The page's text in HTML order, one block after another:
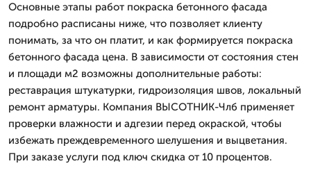
Основные этапы работ покраска бетонного фасада
подробно расписаны ниже, что позволяет клиенту
понимать, за что он платит, и как формируется покраска
бетонного фасада цена. В зависимости от состояния стен
и площади м2 возможны дополнительные работы:
реставрация штукатурки, гидроизоляция швов, локальный
ремонт арматуры. Компания ВЫСОТНИК-Члб применяет
проверки влажности и адгезии перед окраской, чтобы
избежать преждевременного шелушения и выцветания.
При заказе услуги под ключ скидка от 10 процентов.